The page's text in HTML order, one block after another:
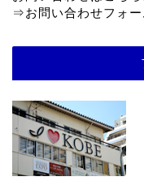
⇒お問い合わせフォー